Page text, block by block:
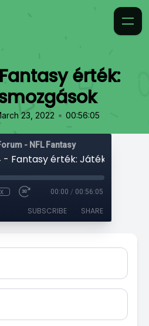
érték:
23, 2022 • 00:56:05
- NFL Fantasy
- Fantasy érték:
00:00 / 00:56:05
SUBSCRIBE SHARE